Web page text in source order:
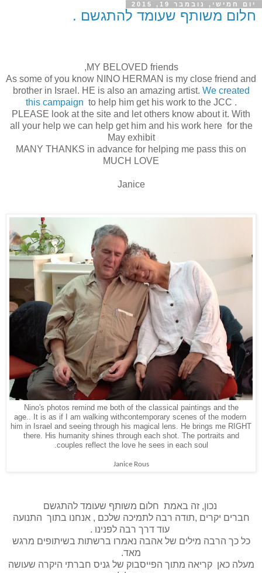
יום חמישי, נובמבר 19, 2015
חלום משותף שעומד להתגשם .
MY BELOVED friends
,
As some of you know NINO HERMAN is my close friend and
brother in Israel. HE is also an amazing artist. We created
this campaign to help him get his work to the JCC .
PLEASE look at the site and let others know about it. With
all your help we can help get him and his work here for the
May exhibit
MANY THANKS in advance for helping me pass this on
MUCH LOVE
Janice
Nino's photos remind me both of the classical paintings and the
contemporary scenes of the modern
age.. It is as if I am walking with
him in Israel and seeing through his magical lens. He brings me RIGHT
there. His humanity shines through each shot. The portraits and
couples reflect the love he sees in each soul
.
Janice Rous
נכון, זה באמת חלום משותף שעומד להתגשם
חברים יקרים ,תודה רבה לתמיכה שלכם , אנחנו בתוך התנועה
עוד דרך רבה לפנינו .
כל כך הרבה מילים של אהבה נאמרו ברשתות בשיתופים מרגש
מאד.
מעלה כאן קריאה מתוך הפייסבוק של גניס חברתי היקרה שעושה